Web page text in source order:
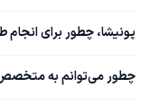
پونیشا، چطور برای
چطور می‌توانم به متخصص